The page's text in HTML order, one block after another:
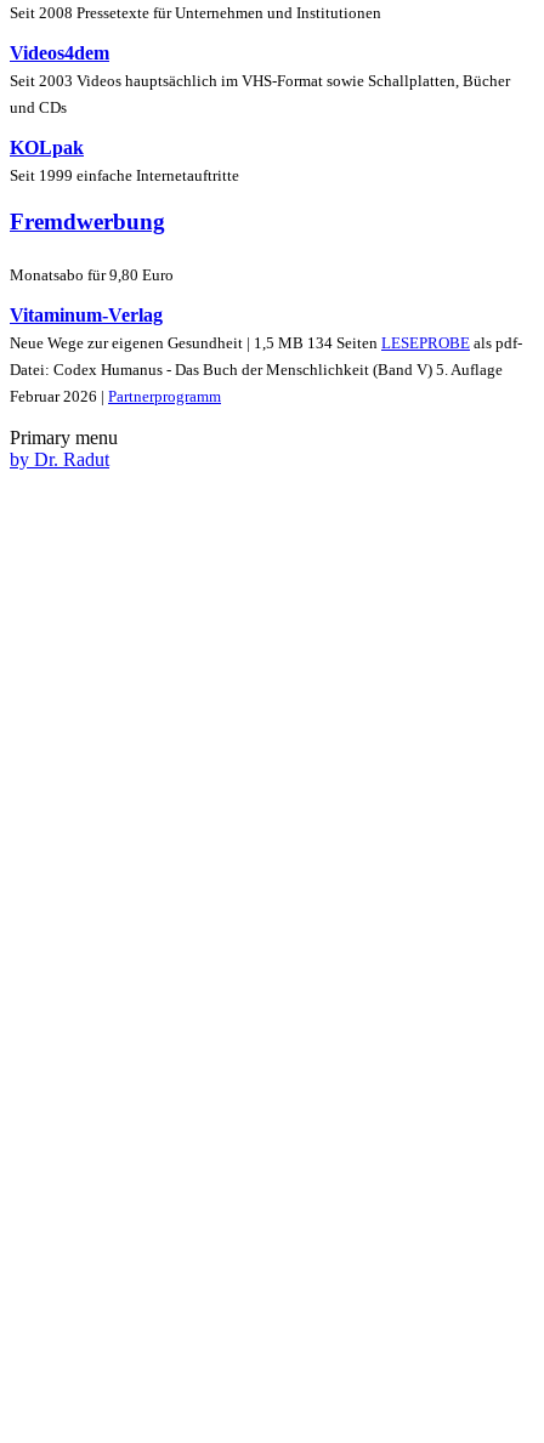
Seit 2008 Pressetexte für Unternehmen und Institutionen
Videos4dem
Seit 2003 Videos hauptsächlich im VHS-Format sowie Schallplatten, Bücher
und CDs
KOLpak
Seit 1999 einfache Internetauftritte
Fremdwerbung
Monatsabo für 9,80 Euro
Vitaminum-Verlag
Neue Wege zur eigenen Gesundheit | 1,5 MB 134 Seiten LESEPROBE als pdf-
Datei: Codex Humanus - Das Buch der Menschlichkeit (Band V) 5. Auflage
Februar 2026 | Partnerprogramm
Primary menu
by Dr. Radut